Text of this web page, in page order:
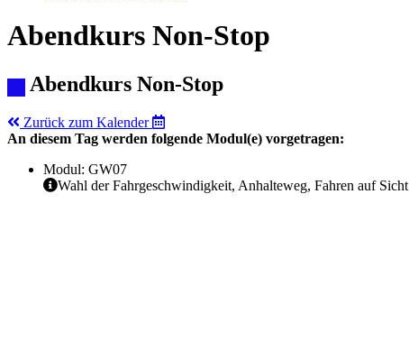
Abendkurs Non-Stop
Abendkurs Non-Stop
Zurück zum Kalender
An diesem Tag werden folgende Modul(e) vorgetragen:
Modul: GW07
Wahl der Fahrgeschwindigkeit, Anhalteweg, Fahren auf Sicht